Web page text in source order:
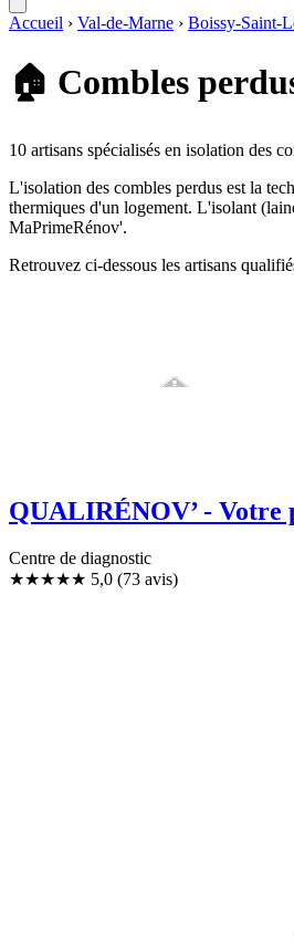
Accueil › Val-de-Marne › Boissy-Saint-
🏠 Combles
10 artisans spécialisés en isolation des
L'isolation des combles perdus est la
thermiques d'un logement. L'isolant
MaPrimeRénov'.
Retrouvez ci-dessous les artisans
QUALIRÉNOV’ - Votre
Centre de diagnostic
★★★★★ 5,0 (73 avis)